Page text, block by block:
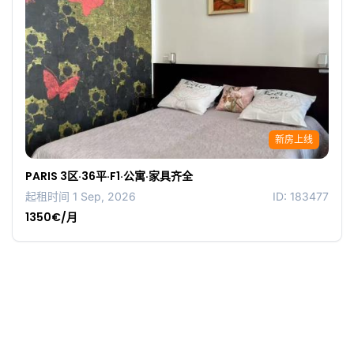
新房上线
PARIS 3区·36平·F1·公寓·家具齐全
起租时间 1 Sep, 2026 ID: 183477
1350€/月